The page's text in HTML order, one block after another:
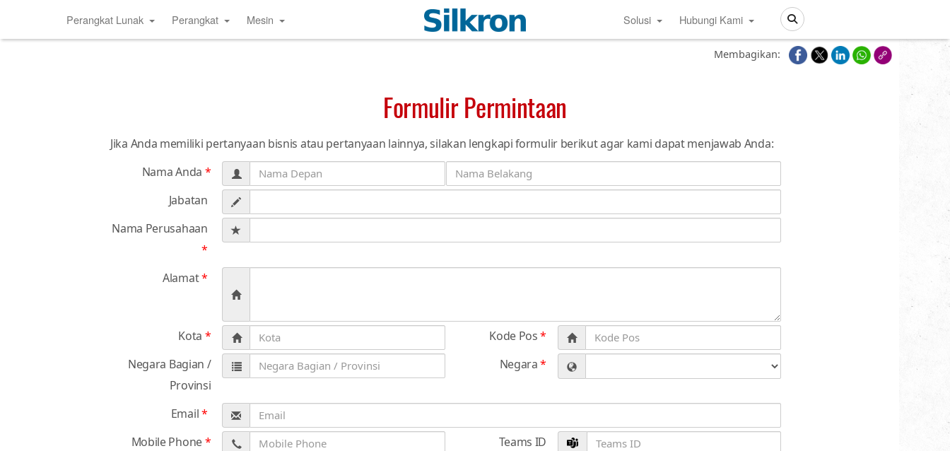
Search
Perangkat Lunak Perangkat Mesin Solusi Hubungi Kami
Membagikan:
Formulir Permintaan
Jika Anda memiliki pertanyaan bisnis atau pertanyaan lainnya, silakan lengkapi formulir berikut agar kami dapat menjawab Anda:
Nama Anda *
Jabatan
Nama Perusahaan
*
Alamat*
Kota * Kode Pos*
Negara Bagian /
Provinsi
Negara*
Email*
Mobile Phone*
Teams ID